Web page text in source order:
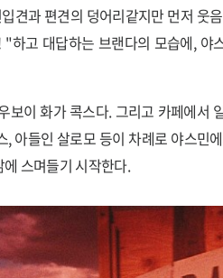
견과 편견의 덩어리같지만 먼저 웃
하고 대답하는 브랜다의 모습에, 야
보이 화가 콕스다. 그리고 카페에서
아들인 살로모 등이 차례로 야스민
스며들기 시작한다.